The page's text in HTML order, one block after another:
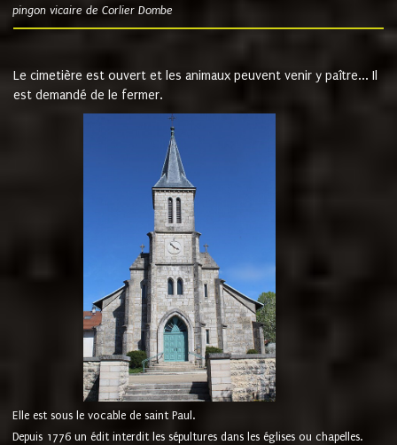
pingon vicaire de Corlier Dombe
Le cimetière est ouvert et les animaux peuvent venir y paître... Il
est demandé de le fermer.
Elle est sous le vocable de saint Paul.
Depuis 1776 un édit interdit les sépultures dans les églises ou chapelles.